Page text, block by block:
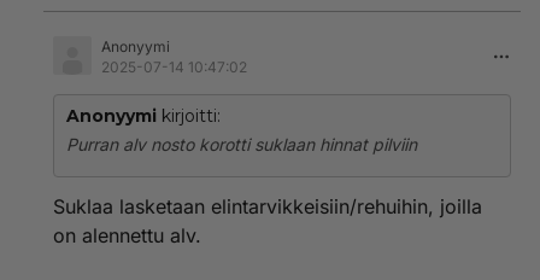
Anonyymi
2025-07-14 10:47:02
Anonyymi kirjoitti:
Purran alv nosto korotti suklaan hinnat pilviin
Suklaa lasketaan elintarvikkeisiin/rehuihin, joilla
on alennettu alv.